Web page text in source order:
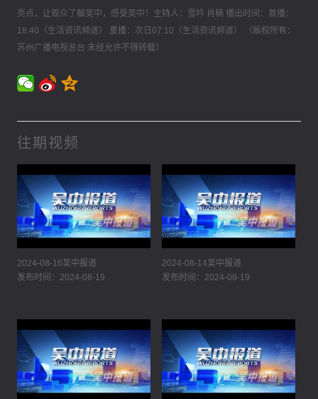
亮点，让观众了解吴中，感受吴中！主持人：雪吟 肖楠 播出时间：首播：
18:40（生活资讯频道） 重播：次日07:10（生活资讯频道） （版权所有：
苏州广播电视总台 未经允许不得转载）
往期视频
2024-08-16吴中报道
发布时间：2024-08-19
2024-08-14吴中报道
发布时间：2024-08-19